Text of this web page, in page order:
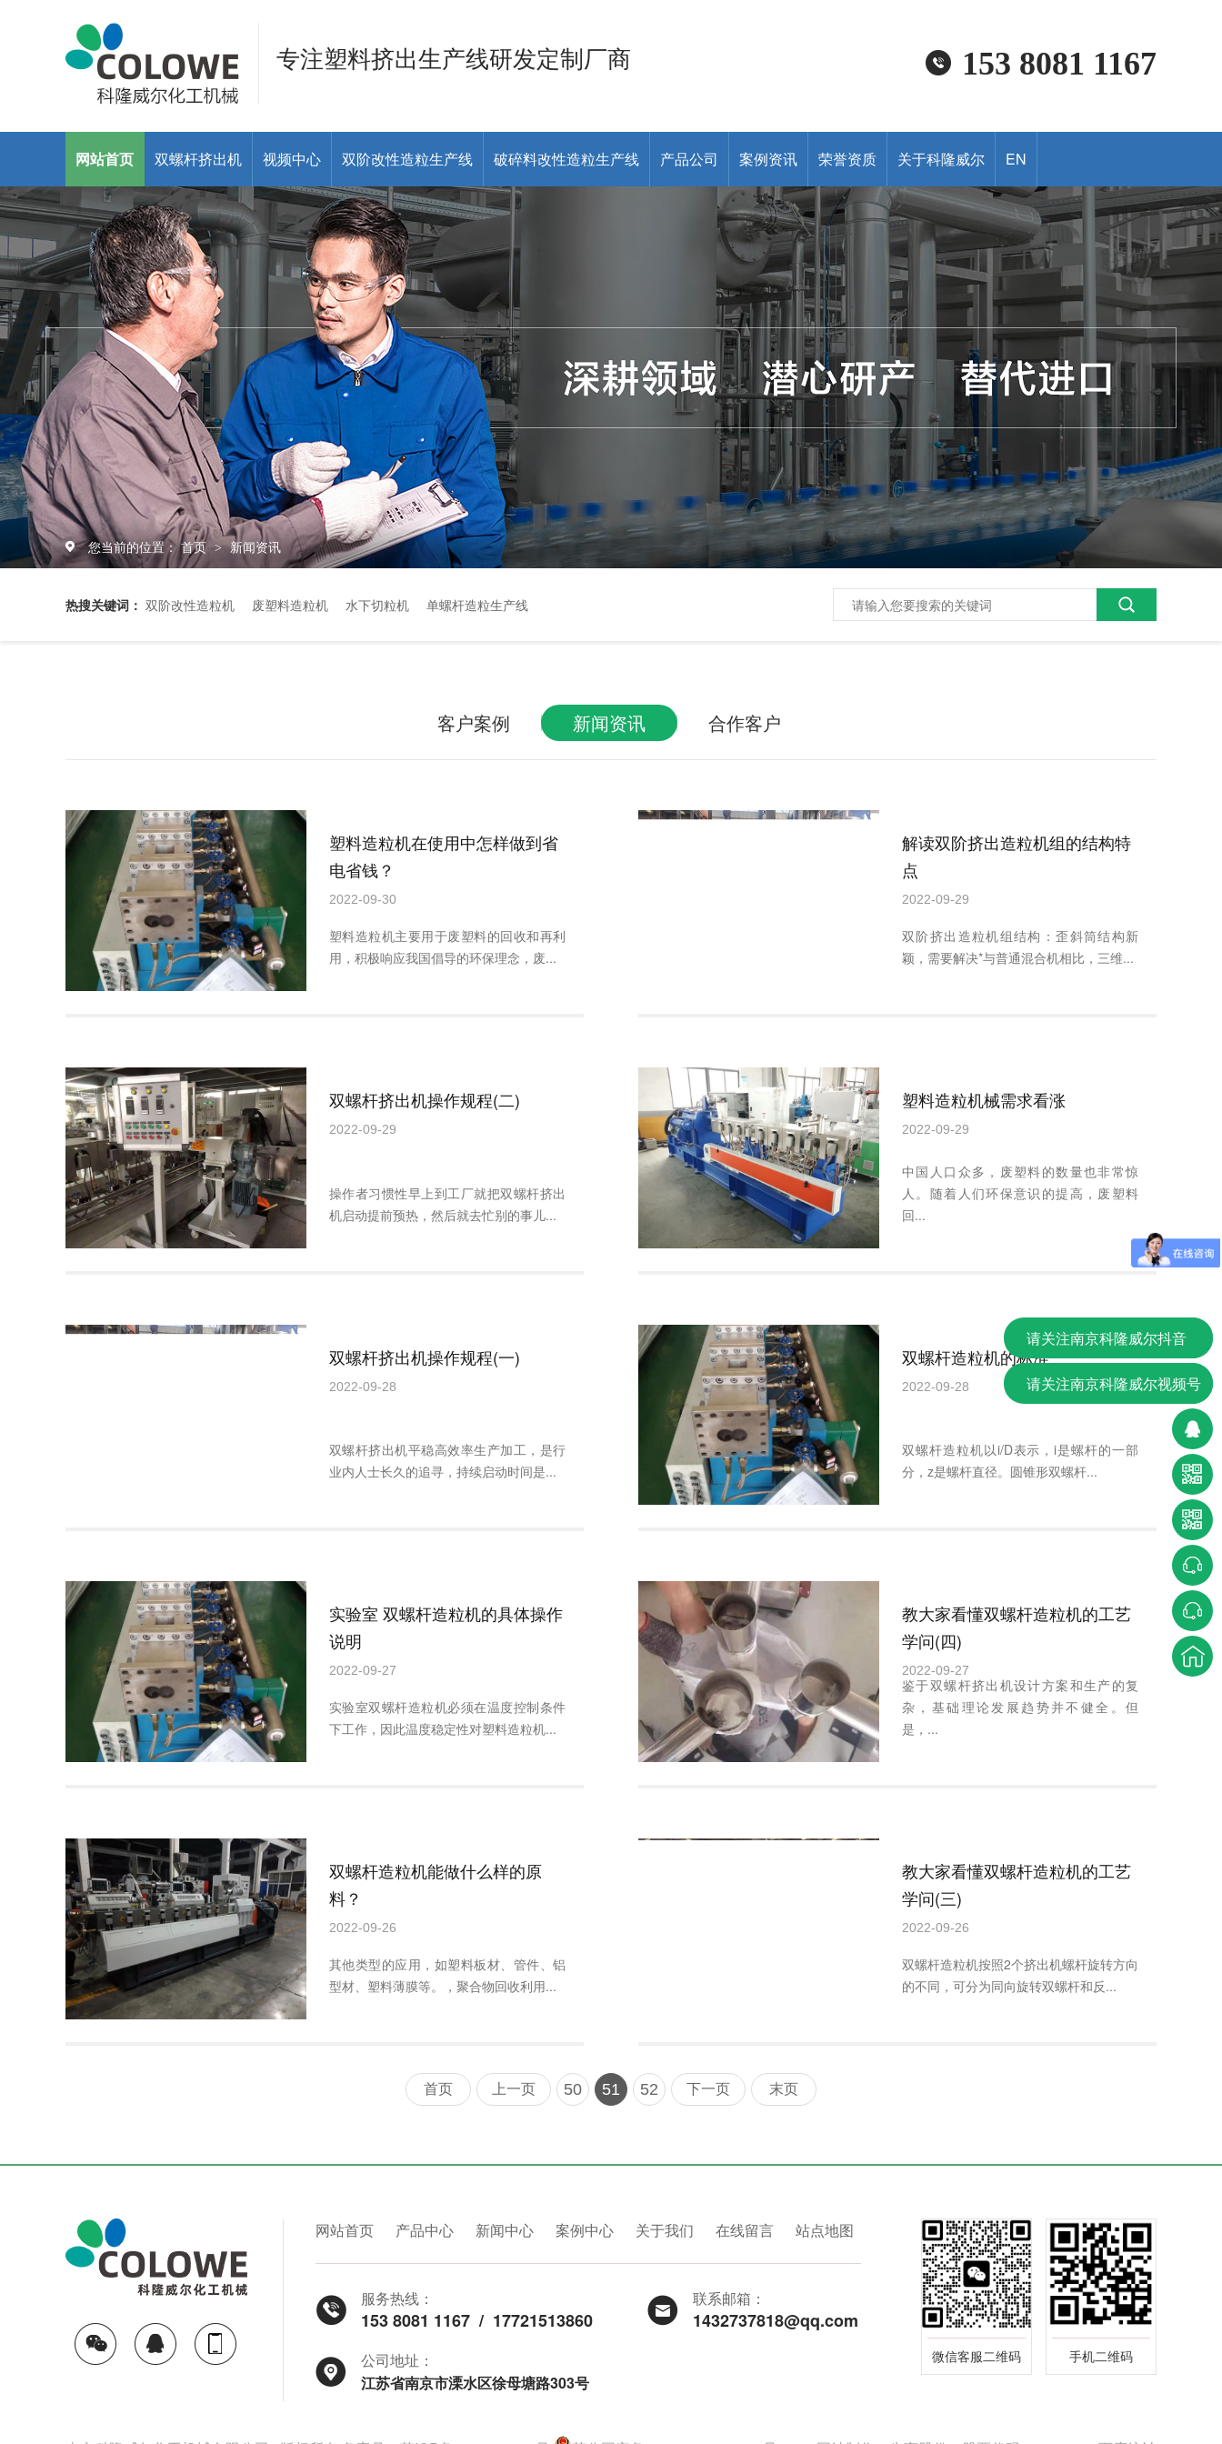
专注塑料挤出生产线研发定制厂商 153 8081 1167
网站首页 双螺杆挤出机 视频中心 双阶改性造粒生产线 破碎料改性造粒生产线 产品公司 案例资讯 荣誉资质 关于科隆威尔 EN
您当前的位置： 首页 > 新闻资讯
热搜关键词： 双阶改性造粒机 废塑料造粒机 水下切粒机 单螺杆造粒生产线
客户案例 新闻资讯 合作客户
塑料造粒机在使用中怎样做到省
电省钱？
2022-09-30
塑料造粒机主要用于废塑料的回收和再利
用，积极响应我国倡导的环保理念，废...
解读双阶挤出造粒机组的结构特
点
2022-09-29
双阶挤出造粒机组结构：歪斜筒结构新
颖，需要解决*与普通混合机相比，三维...
双螺杆挤出机操作规程(二)
2022-09-29
操作者习惯性早上到工厂就把双螺杆挤出
机启动提前预热，然后就去忙别的事儿...
塑料造粒机械需求看涨
2022-09-29
中国人口众多，废塑料的数量也非常惊
人。随着人们环保意识的提高，废塑料
回...
双螺杆挤出机操作规程(一)
2022-09-28
双螺杆挤出机平稳高效率生产加工，是行
业内人士长久的追寻，持续启动时间是...
双螺杆造粒机的标准
2022-09-28
双螺杆造粒机以i/D表示，i是螺杆的一部
分，z是螺杆直径。圆锥形双螺杆...
实验室 双螺杆造粒机的具体操作
说明
2022-09-27
实验室双螺杆造粒机必须在温度控制条件
下工作，因此温度稳定性对塑料造粒机...
教大家看懂双螺杆造粒机的工艺
学问(四)
2022-09-27
鉴于双螺杆挤出机设计方案和生产的复
杂，基础理论发展趋势并不健全。但
是，...
双螺杆造粒机能做什么样的原
料？
2022-09-26
其他类型的应用，如塑料板材、管件、铝
型材、塑料薄膜等。，聚合物回收利用...
教大家看懂双螺杆造粒机的工艺
学问(三)
2022-09-26
双螺杆造粒机按照2个挤出机螺杆旋转方向
的不同，可分为同向旋转双螺杆和反...
首页 上一页 50 51 52 下一页 末页
网站首页 产品中心 新闻中心 案例中心 关于我们 在线留言 站点地图
服务热线：
153 8081 1167 / 17721513860
联系邮箱：
1432737818@qq.com
公司地址：
江苏省南京市溧水区徐母塘路303号
微信客服二维码 手机二维码
请关注南京科隆威尔抖音
请关注南京科隆威尔视频号